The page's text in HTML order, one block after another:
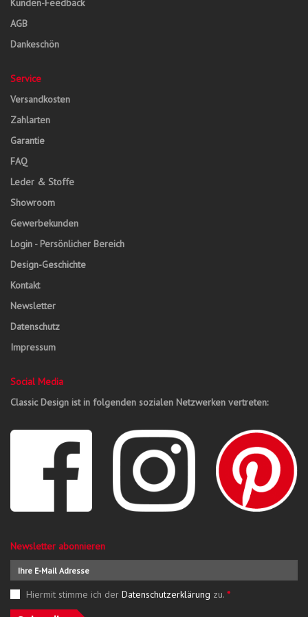
Kunden-Feedback
AGB
Dankeschön
Service
Versandkosten
Zahlarten
Garantie
FAQ
Leder & Stoffe
Showroom
Gewerbekunden
Login - Persönlicher Bereich
Design-Geschichte
Kontakt
Newsletter
Datenschutz
Impressum
Social Media
Classic Design ist in folgenden sozialen Netzwerken vertreten:
Newsletter abonnieren
Hiermit stimme ich der Datenschutzerklärung zu. *